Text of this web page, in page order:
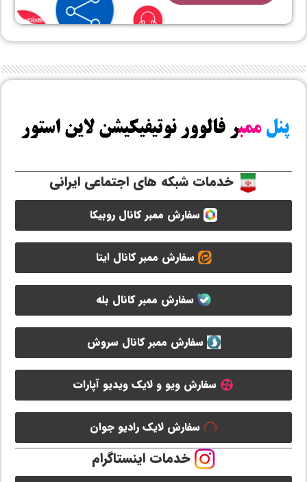
خدمات شبکه های اجتماعی ایرانی
سفارش ممبر کانال روبیکا
سفارش ممبر کانال ایتا
سفارش ممبر کانال بله
سفارش ممبر کانال سروش
سفارش ویو و لایک ویدیو آپارات
سفارش لایک رادیو جوان
خدمات اینستاگرام